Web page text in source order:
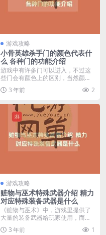
游戏攻略
小骨英雄杀手门的颜色代表什
么 各种门的功能介绍
游戏中有许多门可以进入，不过这
些门会有颜色上的区别，当然颜色
是有意义的，下面我们...
3 年前 2
游戏攻略
赃物与巫术特殊武器介绍 精力
对应特殊装备武器是什么
《赃物与巫术》中，游戏里提供了
大量的装备武器给玩家使用，而其
中就有一把对应经历的...
3 年前 1